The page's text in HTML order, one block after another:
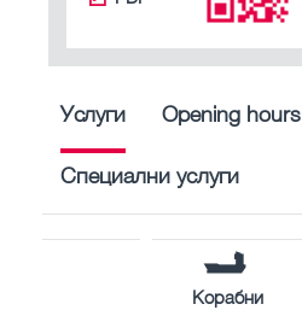
Услуги Opening hours
Специални услуги
Корабни